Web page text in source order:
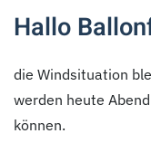
Hallo
die Windsituation
werden heute
können.